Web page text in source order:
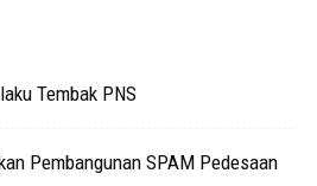
Tembak PNS
Pembangunan SPAM Pedesaan